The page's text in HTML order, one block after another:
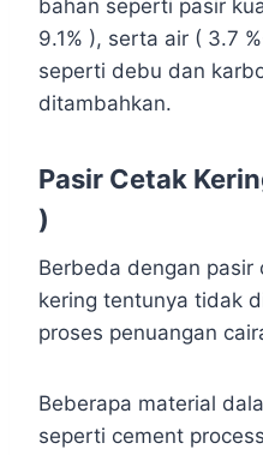
bahan seperti pasir
9.1% ), serta air ( 3.7
seperti debu dan
ditambahkan.
Pasir Cetak
)
Berbeda dengan
kering tentunya tidak
proses penuangan
Beberapa material
seperti cement